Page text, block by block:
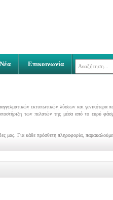
Νέα Επικοινωνία
εκτυπωτικών λύσεων και γενικότερα
των πελατών της μέσα από το ευρύ
μας. Για κάθε πρόσθετη πληροφορία,